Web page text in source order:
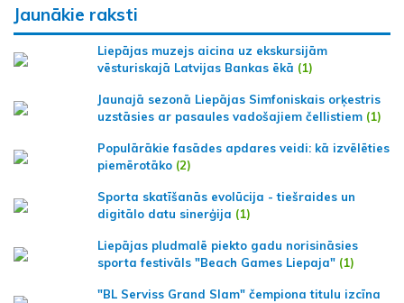
Jaunākie raksti
Liepājas muzejs aicina uz ekskursijām
vēsturiskajā Latvijas Bankas ēkā (1)
Jaunajā sezonā Liepājas Simfoniskais orķestris
uzstāsies ar pasaules vadošajiem čellistiem (1)
Populārākie fasādes apdares veidi: kā izvēlēties
piemērotāko (2)
Sporta skatīšanās evolūcija - tiešraides un
digitālo datu sinerģija (1)
Liepājas pludmalē piekto gadu norisināsies
sporta festivāls "Beach Games Liepaja" (1)
"BL Serviss Grand Slam" čempiona titulu izcīna